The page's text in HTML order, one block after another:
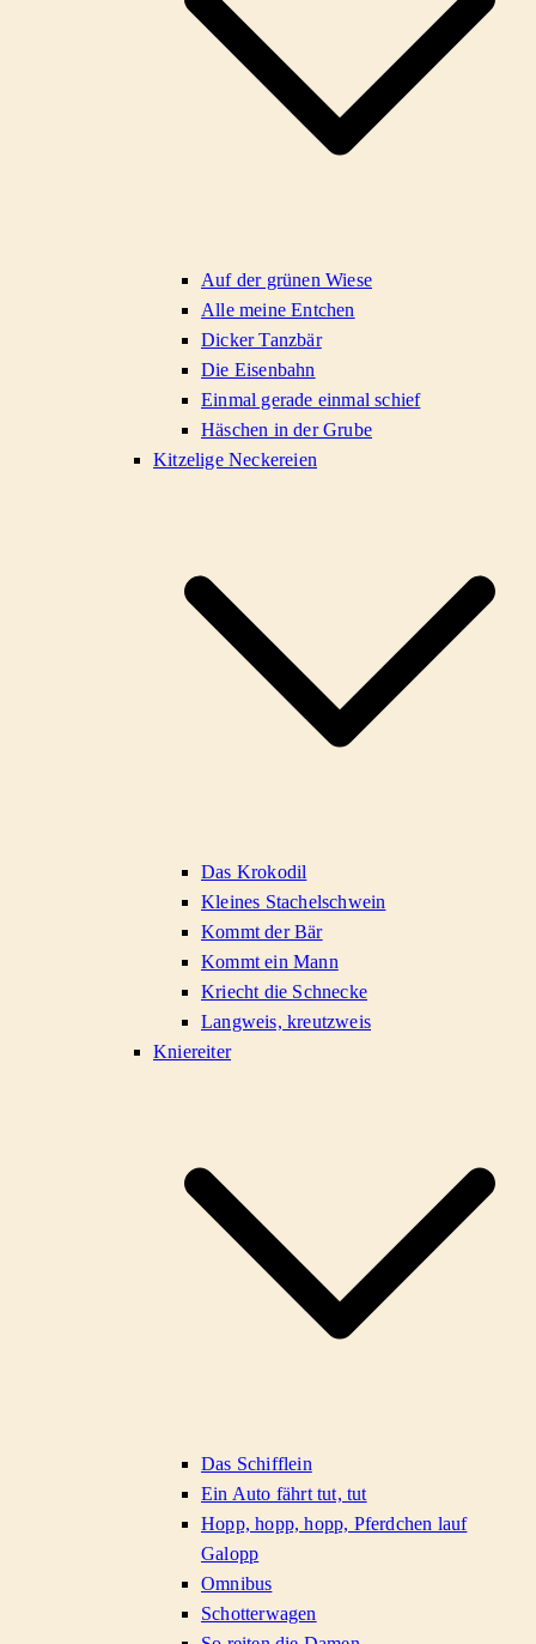
Auf der grünen Wiese
Alle meine Entchen
Dicker Tanzbär
Die Eisenbahn
Einmal gerade einmal schief
Häschen in der Grube
Kitzelige Neckereien
Das Krokodil
Kleines Stachelschwein
Kommt der Bär
Kommt ein Mann
Kriecht die Schnecke
Langweis, kreutzweis
Kniereiter
Das Schifflein
Ein Auto fährt tut, tut
Hopp, hopp, hopp, Pferdchen lauf
Galopp
Omnibus
Schotterwagen